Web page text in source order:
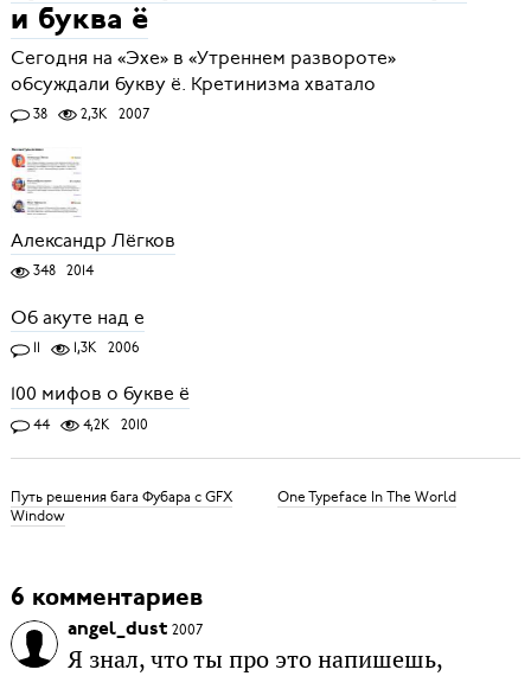
и буква ё
Сегодня на «Эхе» в «Утреннем развороте»
обсуждали букву ё. Кретинизма хватало
38 2,3K 2007
Александр Лёгков
348 2014
Об акуте над е
11 1,3K 2006
100 мифов о букве ё
44 4,2K 2010
Путь решения бага Фубара с GFX
Window
One Typeface In The World
6 комментариев
angel_dust 2007
Я знал, что ты про это напишешь,